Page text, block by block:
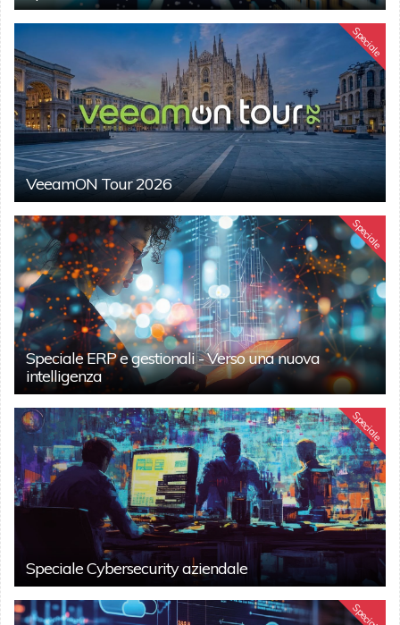
Speciale
VeeamON Tour 2026
Speciale
Speciale ERP e gestionali - Verso una nuova
intelligenza
Speciale
Speciale Cybersecurity aziendale